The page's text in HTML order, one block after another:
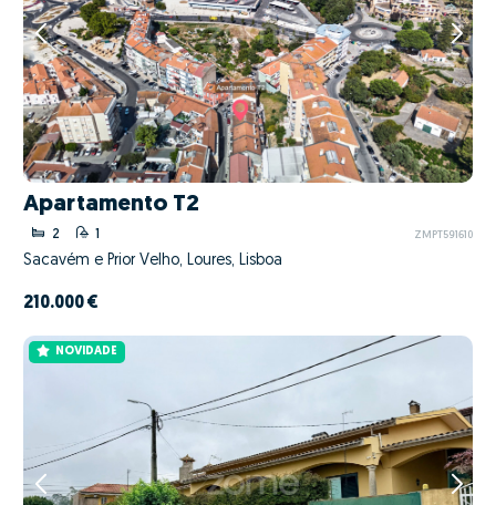
Apartamento T2
2 1 ZMPT591610
Sacavém e Prior Velho, Loures, Lisboa
210.000 €
NOVIDADE